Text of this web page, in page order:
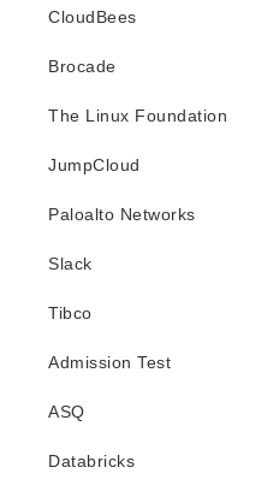
CloudBees
Brocade
The Linux Foundation
JumpCloud
Paloalto Networks
Slack
Tibco
Admission Test
ASQ
Databricks